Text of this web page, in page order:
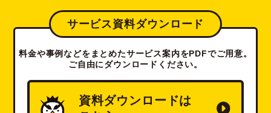
サービス資料ダウンロード
料金や事例などをまとめたサービス案内をPDFでご用意。
ご自由にダウンロードください。
資料ダウンロードは